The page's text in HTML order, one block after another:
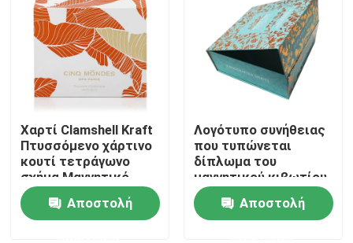
Σπίτι
Προϊόντα
Χαρτί Clamshell Kraft
Πτυσσόμενο χάρτινο
κουτί τετράγωνο
σχήμα Μαγνητικό
κουτί κλεισίματος
με χρυσό φύλλο
ΛΟΓΟΤΥΠΟ
Αποστολή
Λογότυπο συνήθειας
που τυπώνεται
δίπλωμα του
μαγνητικού κιβωτίου
δώρων με την
κορδέλλα FSC
επικυρωμένη
Αποστολή